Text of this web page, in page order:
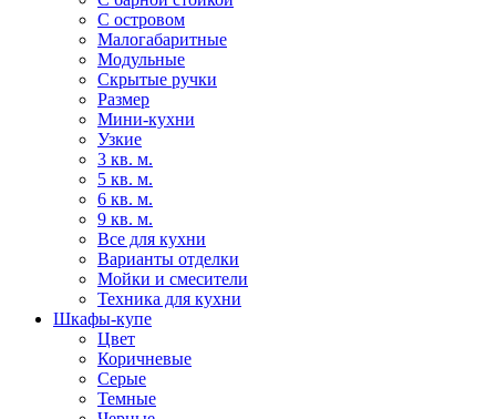
С островом
Малогабаритные
Модульные
Скрытые ручки
Размер
Мини-кухни
Узкие
3 кв. м.
5 кв. м.
6 кв. м.
9 кв. м.
Все для кухни
Варианты отделки
Мойки и смесители
Техника для кухни
Шкафы-купе
Цвет
Коричневые
Серые
Темные